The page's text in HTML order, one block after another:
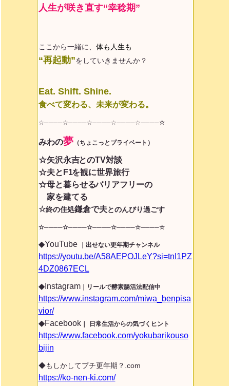
人生が咲き直す“幸稔期”
ここから一緒に、 体も人生も
“再起動”をしていきませんか？
Eat. Shift. Shine.
食べて変わる、未来が変わる。
☆────☆────☆────☆────☆────☆
みわの夢（ちょこっとプライベート）
☆矢沢永吉とのTV対談
☆夫とF1を観に世界旅行
☆母と暮らせるバリアフリーの
家を建てる
☆終の住処鎌倉で夫とのんびり過ごす
☆────☆────☆────☆────☆────☆
◆YouTube ｜出せない更年期チャンネル
https://youtu.be/A58AEPOJLeY?si=tnI1PZ
4DZ0867ECL
◆Instagram｜リールで酵素腸活法配信中
https://www.instagram.com/miwa_benpisa
vior/
◆Facebook｜ 日常生活からの気づくヒント
https://www.facebook.com/yokubarikouso
bijin
◆もしかしてプチ更年期？.com
https://ko-nen-ki.com/